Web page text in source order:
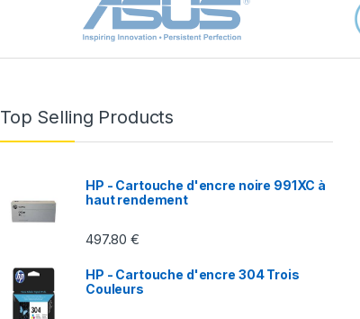
Top Selling Products
HP - Cartouche d'encre noire 991XC à
haut rendement
497.80€
HP - Cartouche d'encre 304 Trois
Couleurs